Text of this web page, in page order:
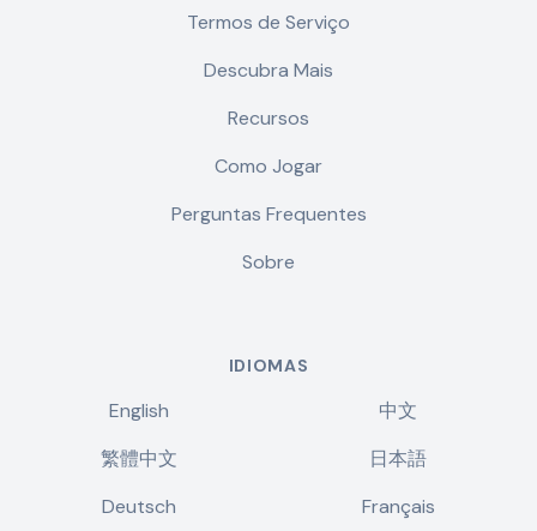
Termos de Serviço
Descubra Mais
Recursos
Como Jogar
Perguntas Frequentes
Sobre
IDIOMAS
English
中文
繁體中文
日本語
Deutsch
Français